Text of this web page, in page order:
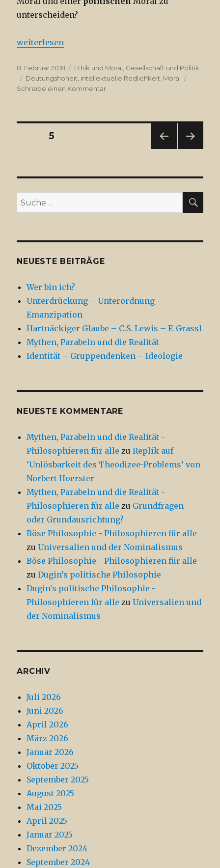
unterscheiden?
„Politische Ethik – ein Luxusproblem?“
weiterlesen
Veröffentlicht
am
8. Februar 2018 Kategorien
Ethik und Moral, Gesellschaft und Politik
Schlagwörter
Deutungshoheit, intellektuelle Redlichkeit, Moral
Schreibe einen Kommentarzu
Beitragsnavigation
SEIT
E
SEITE5
E
Suche
nach:
NEUESTE BEITRÄGE
Wer bin ich?
Unterdrückung – Unterordnung –
Emanzipation
Hartnäckiger Glaube – C.S. Lewis – F. Grassl
Mythen, Parabeln und die Realität
Identität – Gruppendenken – Ideologie
NEUESTE KOMMENTARE
Mythen, Parabeln und die Realität -
Philosophieren für alle zuReplik auf
‘Unlösbarkeit des Theodizee-Problems‘ von
Norbert Hoerster
Mythen, Parabeln und die Realität -
Philosophieren für alle zu Grundfragen
oder Grundausrichtung?
Böse Philosophie - Philosophieren für alle
zu Universalien und der Nominalismus
Böse Philosophie - Philosophieren für alle
zuDugin’s politische Philosophie
Dugin's politische Philosophie -
Philosophieren für alle zu Universalien und
der Nominalismus
ARCHIV
Juli 2026
Juni 2026
April 2026
März 2026
Januar 2026
Oktober 2025
September 2025
August 2025
Mai 2025
April 2025
Januar 2025
Dezember 2024
September 2024